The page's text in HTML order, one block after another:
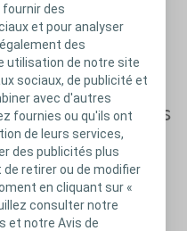
des
et pour analyser
des
utilisation de notre site
sociaux, de publicité et
avec d'autres
fournies ou qu'ils ont
de leurs services,
des publicités plus
retirer ou de modifier
en cliquant sur «
consulter notre
et notre Avis de
saine
garder une peau péristomiale
solutions pour les
liés aux
: ballonnement